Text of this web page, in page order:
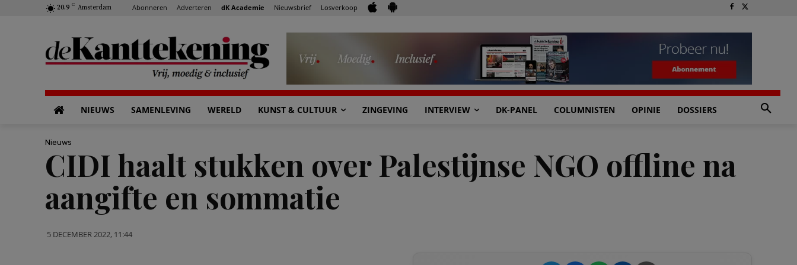
20.9 C Amsterdam Abonneren Adverteren dK Academie Nieuwsbrief Losverkoop
NIEUWS SAMENLEVING WERELD KUNST & CULTUUR ZINGEVING INTERVIEW DK-PANEL COLUMNISTEN OPINIE DOSSIERS
Nieuws
CIDI haalt stukken over Palestijnse NGO offline na
aangifte en sommatie
5 DECEMBER 2022, 11:44